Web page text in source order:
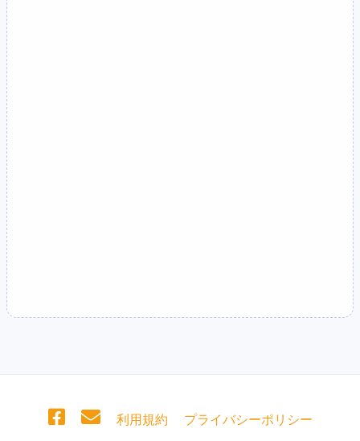
利用規約
プライバシーポリシー